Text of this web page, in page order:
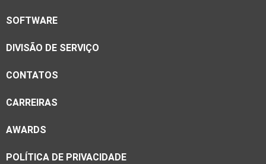
SOFTWARE
DIVISÃO DE SERVIÇO
CONTATOS
CARREIRAS
AWARDS
POLÍTICA DE PRIVACIDADE